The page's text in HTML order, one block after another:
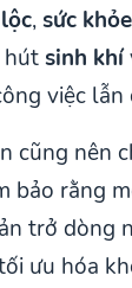
,sức khỏe
hútsinh khí
việc lẫn
cũng nên
bảo rằng
trở dòng
ưu hóa